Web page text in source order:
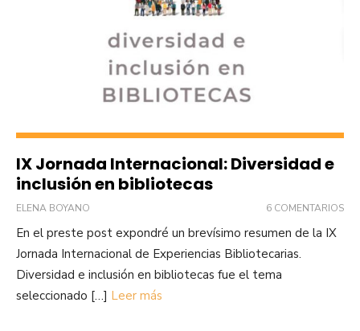
IX Jornada Internacional: Diversidad e
inclusión en bibliotecas
ELENA BOYANO 6 COMENTARIOS
En el preste post expondré un brevísimo resumen de la IX
Jornada Internacional de Experiencias Bibliotecarias.
Diversidad e inclusión en bibliotecas fue el tema
seleccionado […] Leer más